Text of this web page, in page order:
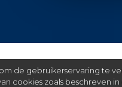
de gebruikerservaring te
cookies zoals beschreven